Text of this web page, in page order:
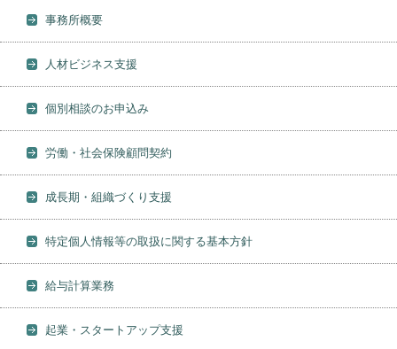
事務所概要
人材ビジネス支援
個別相談のお申込み
労働・社会保険顧問契約
成長期・組織づくり支援
特定個人情報等の取扱に関する基本方針
給与計算業務
起業・スタートアップ支援